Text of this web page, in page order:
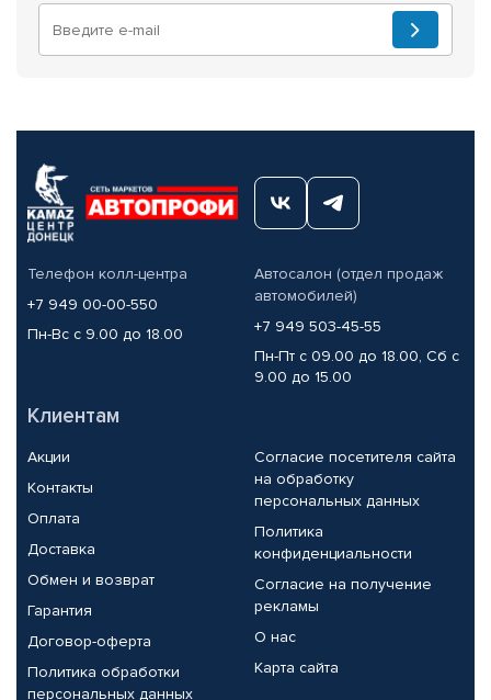
Телефон колл-центра
+7 949 00-00-550
Пн-Вс с 9.00 до 18.00
Автосалон (отдел продаж
автомобилей)
+7 949 503-45-55
Пн-Пт с 09.00 до 18.00, Сб с
9.00 до 15.00
Клиентам
Акции
Контакты
Оплата
Доставка
Обмен и возврат
Гарантия
Договор-оферта
Политика обработки
персональных данных
Согласие посетителя сайта
на обработку
персональных данных
Политика
конфиденциальности
Согласие на получение
рекламы
О нас
Карта сайта